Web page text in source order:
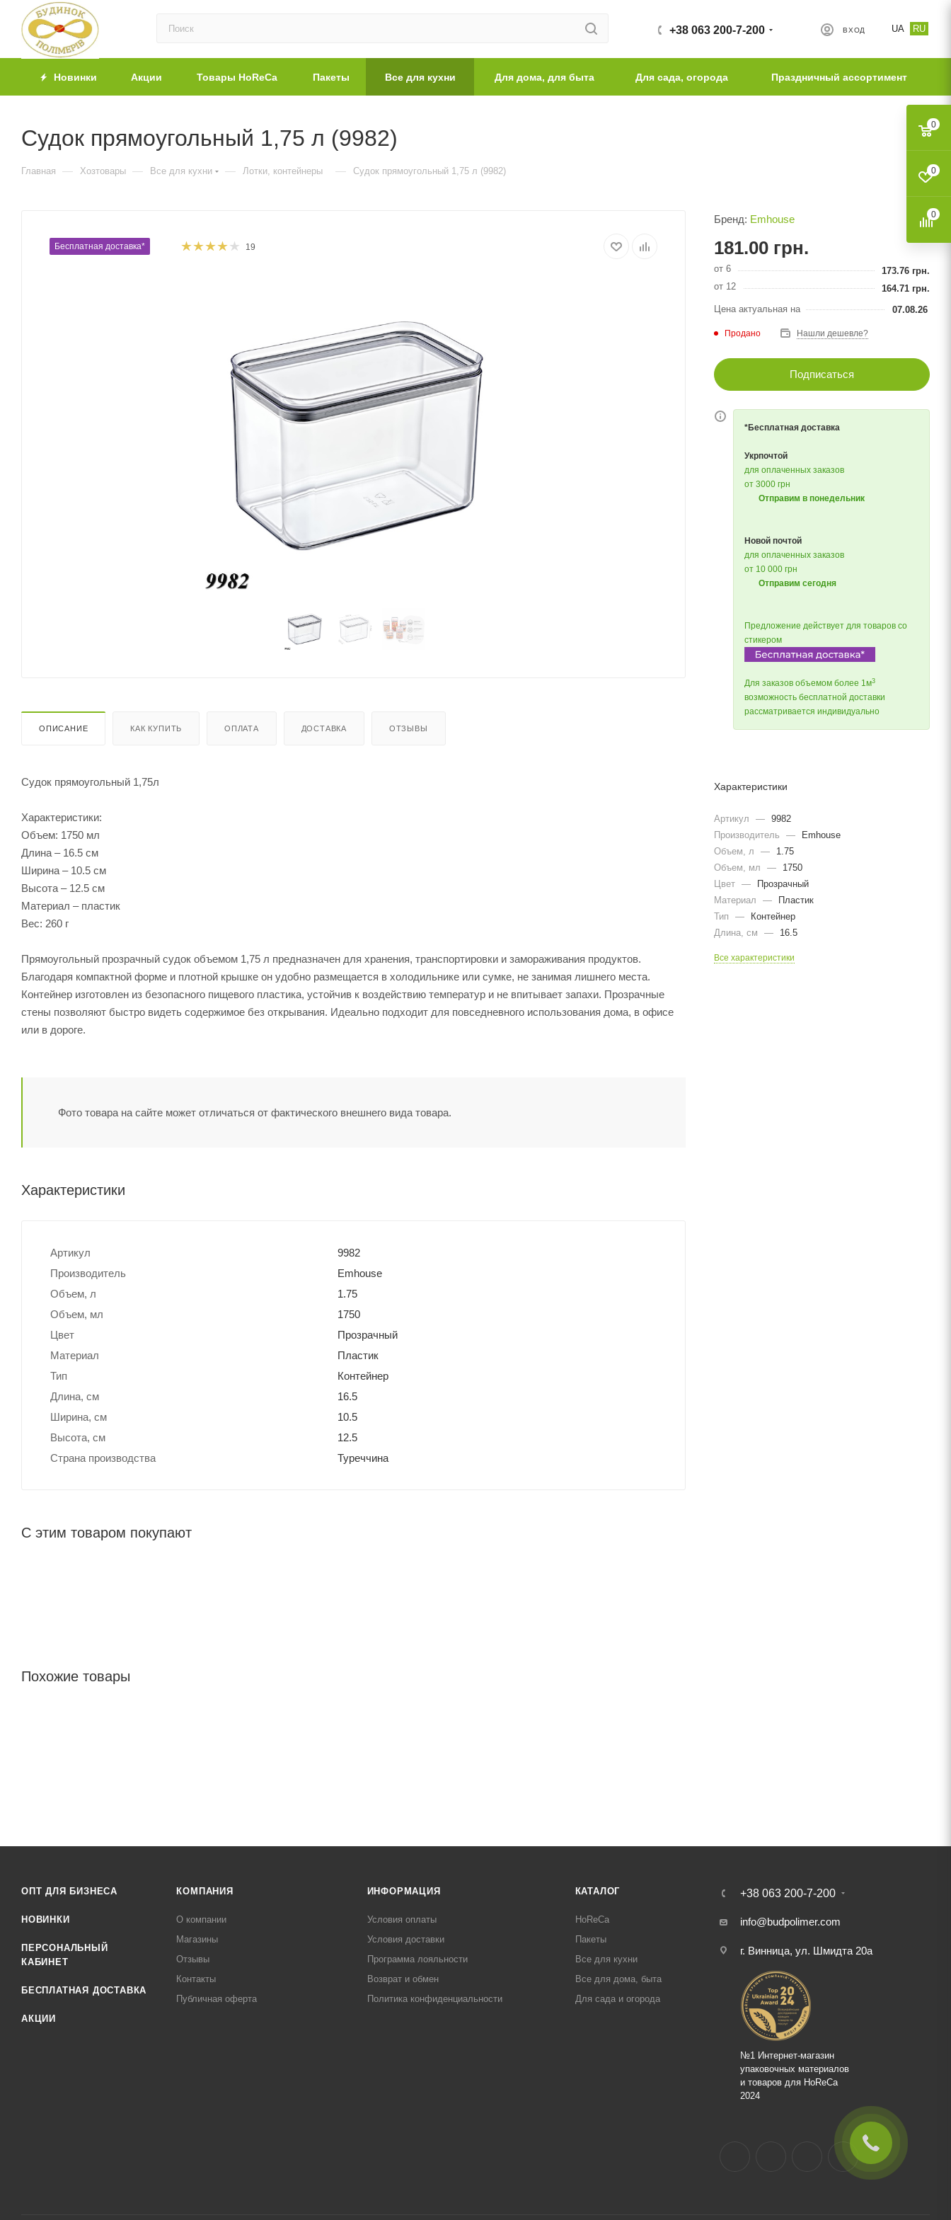
UA RU
ВХОД
+38 063 200-7-200
Новинки Акции Товары HoReCa Пакеты Все для кухни Для дома, для быта Для сада, огорода Праздничный ассортимент
Судок прямоугольный 1,75 л (9982)
Главная — Хозтовары — Все для кухни — Лотки, контейнеры — Судок прямоугольный 1,75 л (9982)
Бесплатная доставка* 19
ОПИСАНИЕ КАК КУПИТЬ ОПЛАТА ДОСТАВКА ОТЗЫВЫ
Судок прямоугольный 1,75л
Характеристики:
Объем: 1750 мл
Длина – 16.5 см
Ширина – 10.5 см
Высота – 12.5 см
Материал – пластик
Вес: 260 г
Прямоугольный прозрачный судок объемом 1,75 л предназначен для хранения, транспортировки и замораживания продуктов.
Благодаря компактной форме и плотной крышке он удобно размещается в холодильнике или сумке, не занимая лишнего места.
Контейнер изготовлен из безопасного пищевого пластика, устойчив к воздействию температур и не впитывает запахи. Прозрачные
стены позволяют быстро видеть содержимое без открывания. Идеально подходит для повседневного использования дома, в офисе
или в дороге.
Фото товара на сайте может отличаться от фактического внешнего вида товара.
Характеристики
Артикул
9982
Производитель
Emhouse
Объем, л
1.75
Объем, мл
1750
Цвет
Прозрачный
Материал
Пластик
Тип
Контейнер
Длина, cм
16.5
Ширина, cм
10.5
Высота, см
12.5
Страна производства
Туреччина
С этим товаром покупают
Похожие товары
Бренд: Emhouse
181.00 грн.
от 6 173.76 грн.
от 12
164.71 грн.
Цена актуальная на
07.08.26
Продано Нашли дешевле?
Подписаться
*Бесплатная доставка
Укрпочтой
для оплаченных заказов
от 3000 грн
Отправим в понедельник
Новой почтой
для оплаченных заказов
от 10 000 грн
Отправим сегодня
Предложение действует для товаров со
стикером
Для заказов объемом более 1м3
возможность бесплатной доставки
рассматривается индивидуально
Характеристики
Артикул — 9982
Производитель
—
Emhouse
Объем, л
—
1.75
Объем, мл
—
1750
Цвет —
Прозрачный
Материал
—
Пластик
Тип
—
Контейнер
Длина, cм
— 16.5
Все характеристики
ОПТ ДЛЯ БИЗНЕСА
НОВИНКИ
ПЕРСОНАЛЬНЫЙ
КАБИНЕТ
БЕСПЛАТНАЯ ДОСТАВКА
АКЦИИ
КОМПАНИЯ
О компании
Магазины
Отзывы
Контакты
Публичная оферта
ИНФОРМАЦИЯ
Условия оплаты
Условия доставки
Программа лояльности
Возврат и обмен
Политика конфиденциальности
КАТАЛОГ
HoReCa
Пакеты
Все для кухни
Все для дома, быта
Для сада и огорода
+38 063 200-7-200
info@budpolimer.com
г. Винница, ул. Шмидта 20а
№1 Интернет-магазин
упаковочных материалов
и товаров для HoReCa
2024
0
0
0